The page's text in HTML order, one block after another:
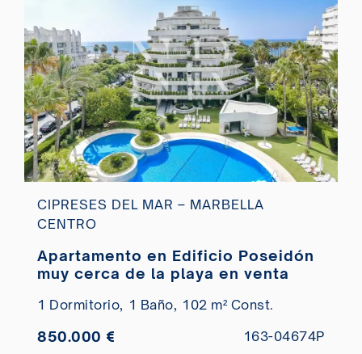
CIPRESES DEL MAR – MARBELLA
CENTRO
Apartamento en Edificio Poseidón
muy cerca de la playa en venta
1 Dormitorio, 1 Baño, 102 m² Const.
850.000 € 163-04674P